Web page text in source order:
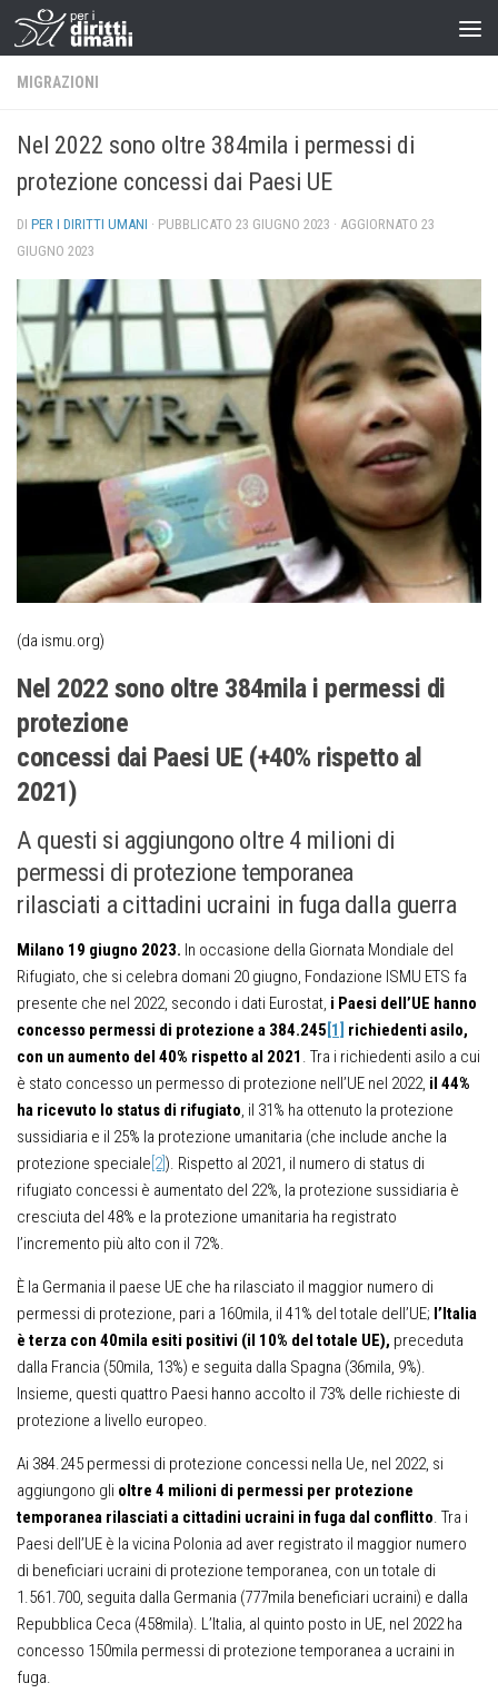
MIGRAZIONI
Nel 2022 sono oltre 384mila i permessi di
protezione concessi dai Paesi UE
DI PER I DIRITTI UMANI · PUBBLICATO 23 GIUGNO 2023 · AGGIORNATO 23
GIUGNO 2023
(da ismu.org)
Nel 2022 sono oltre 384mila i permessi di
protezione
concessi dai Paesi UE (+40% rispetto al
2021)
A questi si aggiungono oltre 4 milioni di
permessi di protezione temporanea
rilasciati a cittadini ucraini in fuga dalla guerra
Milano 19 giugno 2023. In occasione della Giornata Mondiale del
Rifugiato, che si celebra domani 20 giugno, Fondazione ISMU ETS fa
presente che nel 2022, secondo i dati Eurostat, i Paesi dell’UE hanno
concesso permessi di protezione a 384.245 [1] richiedenti asilo,
con un aumento del 40% rispetto al 2021 . Tra i richiedenti asilo a cui
è stato concesso un permesso di protezione nell’UE nel 2022, il 44%
ha ricevuto lo status di rifugiato, il 31% ha ottenuto la protezione
sussidiaria e il 25% la protezione umanitaria (che include anche la
protezione speciale [2]). Rispetto al 2021, il numero di status di
rifugiato concessi è aumentato del 22%, la protezione sussidiaria è
cresciuta del 48% e la protezione umanitaria ha registrato
l’incremento più alto con il 72%.
È la Germania il paese UE che ha rilasciato il maggior numero di
permessi di protezione, pari a 160mila, il 41% del totale dell’UE; l’Italia
è terza con 40mila esiti positivi (il 10% del totale UE), preceduta
dalla Francia (50mila, 13%) e seguita dalla Spagna (36mila, 9%).
Insieme, questi quattro Paesi hanno accolto il 73% delle richieste di
protezione a livello europeo.
Ai 384.245 permessi di protezione concessi nella Ue, nel 2022, si
aggiungono gli oltre 4 milioni di permessi per protezione
temporanea rilasciati a cittadini ucraini in fuga dal conflitto. Tra i
Paesi dell’UE è la vicina Polonia ad aver registrato il maggior numero
di beneficiari ucraini di protezione temporanea, con un totale di
1.561.700, seguita dalla Germania (777mila beneficiari ucraini) e dalla
Repubblica Ceca (458mila). L’Italia, al quinto posto in UE, nel 2022 ha
concesso 150mila permessi di protezione temporanea a ucraini in
fuga.